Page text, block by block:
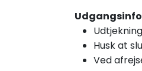
Husk at
Ved